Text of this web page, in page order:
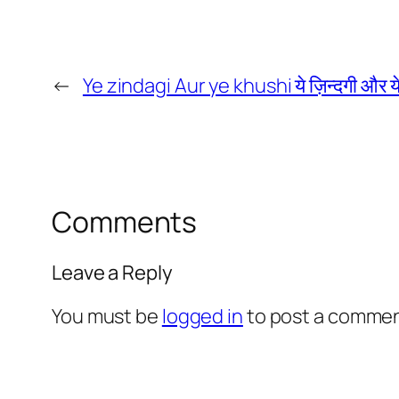
← Ye zindagi Aur ye khushi ये ज़िन्दगी और
Comments
Leave a Reply
You must be logged into post a